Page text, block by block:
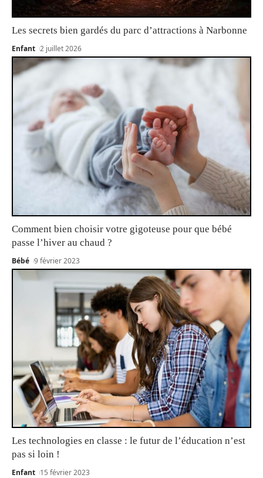
Les secrets bien gardés du parc d’attractions à Narbonne
Enfant 2 juillet 2026
Comment bien choisir votre gigoteuse pour que bébé
passe l’hiver au chaud ?
Bébé 9 février 2023
Les technologies en classe : le futur de l’éducation n’est
pas si loin !
Enfant 15 février 2023